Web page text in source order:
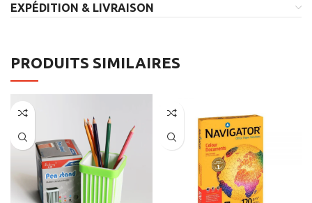
EXPÉDITION & LIVRAISON
PRODUITS SIMILAIRES